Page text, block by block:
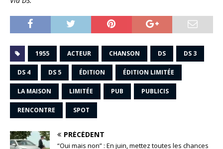
1955 ACTEUR CHANSON DS DS 3
DS 4 DS 5 ÉDITION ÉDITION LIMITÉE
LA MAISON LIMITÉE PUB PUBLICIS
RENCONTRE SPOT
PRÉCÉDENT
“Oui mais non” : En juin, mettez toutes les chances